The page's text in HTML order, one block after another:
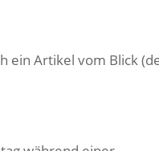
ein Artikel vom Blick